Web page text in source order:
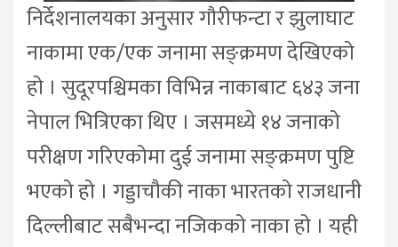
निर्देशनालयका अनुसार गौरीफन्टा र झुलाघाट
नाकामा एक/एक जनामा सङ्क्रमण देखिएको
हो । सुदूरपश्चिमका विभिन्न नाकाबाट ६४३ जना
नेपाल भित्रिएका थिए । जसमध्ये १४ जनाको
परीक्षण गरिएकोमा दुई जनामा सङ्क्रमण पुष्टि
भएको हो । गड्डाचौकी नाका भारतको राजधानी
दिल्लीबाट सबैभन्दा नजिकको नाका हो । यही